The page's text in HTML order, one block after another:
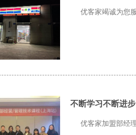
优客家竭诚为您
不断学习不断进
优客家加盟部经